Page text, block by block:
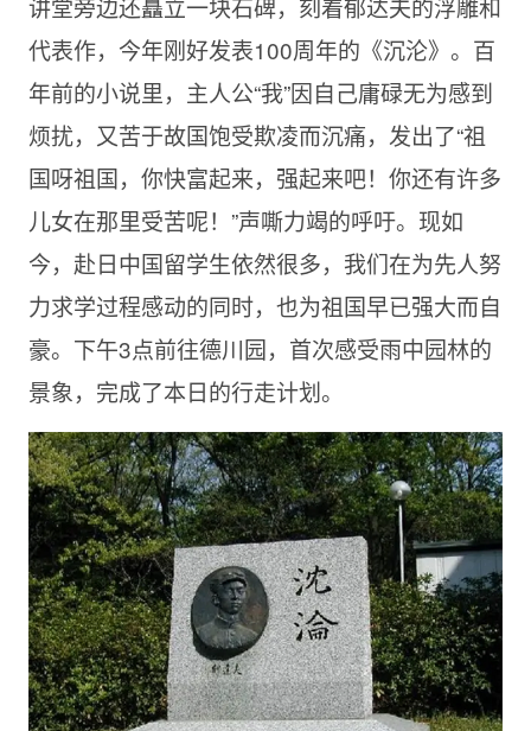
代表作，今年刚好发表100周年的《沉沦》。百
年前的小说里，主人公“我”因自己庸碌无为感到
烦扰，又苦于故国饱受欺凌而沉痛，发出了“祖
国呀祖国，你快富起来，强起来吧！你还有许多
儿女在那里受苦呢！”声嘶力竭的呼吁。现如
今，赴日中国留学生依然很多，我们在为先人努
力求学过程感动的同时，也为祖国早已强大而自
豪。下午3点前往德川园，首次感受雨中园林的
景象，完成了本日的行走计划。